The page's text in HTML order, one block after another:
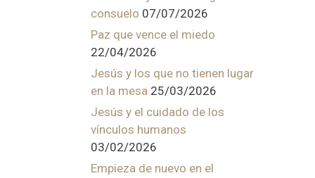
consuelo 07/07/2026
Paz que vence el miedo
22/04/2026
Jesús y los que no tienen lugar
en la mesa 25/03/2026
Jesús y el cuidado de los
vínculos humanos
03/02/2026
Empieza de nuevo en el